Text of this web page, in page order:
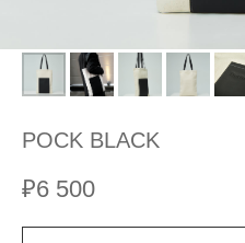
POCK BLACK
₽6 500